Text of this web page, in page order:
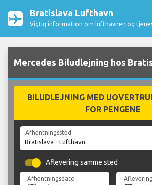
Bratislava Lufthavn
Vigtig information om lufthavnen og
Mercedes Biludlejning hos
BILUDLEJNING MED
FOR PENGENE
Afhentningssted
Aflevering samme sted
Afhentningsdato